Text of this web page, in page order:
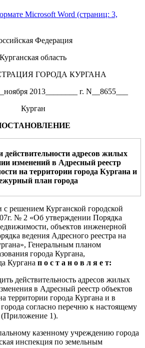
Microsoft Word (страниц: 3,
Федерация
Курганская область
ГОРОДА КУРГАНА
2013________ г. N__8655___
Курган
действительности адресов жилых
изменений в Адресный реестр
на территории города Кургана и
план города
с решением Курганской городской
№ 2 «Об утверждении Порядка
объектов инженерной
ведения Адресного реестра на
Генеральным планом
города Кургана,
Кургана п о с т а н о в л я е т:
действительность адресов жилых
в Адресный реестр объектов
территории города Кургана и в
согласно перечню к настоящему
1).
казенному учреждению города
инспекция по земельным